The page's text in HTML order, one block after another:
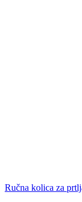
Ručna kolica za